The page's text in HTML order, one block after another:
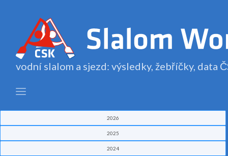
vodní slalom a sjezd: výsledky, žebříčky, data
2026
2025
2024